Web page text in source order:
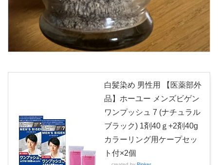
白髪染め 男性用 【医薬部外
品】ホーユー メンズビゲン
ワンプッシュ 7 (ナチュラル
ブラック) 1剤40ｇ+2剤40g
カラーリング用ケープセッ
ト付×2個